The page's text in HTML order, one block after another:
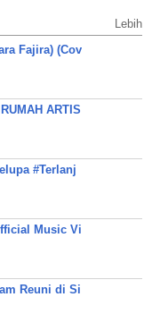
Lebih
Fajira) (Cov
ARTIS
#Terlanj
Music Vi
Reuni di Si